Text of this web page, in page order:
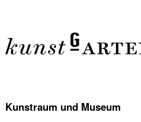
Kunstraum und Museum